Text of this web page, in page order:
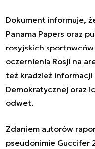
Dokument informuje,
Panama Papers oraz
rosyjskich
oczernienia Rosji na
też kradzież informacji
Demokratycznej oraz
odwet.
Zdaniem autorów
pseudonimie Guccifer